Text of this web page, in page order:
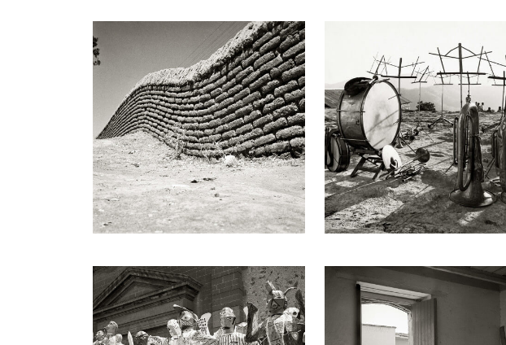
algunos textos suyos aparecían en las páginas de las
de Literatura publicó con el título de Un pedazo de noche un
dos textos inéditos de Rulfo: una narración, El despojo, y el poema
Pedro Páramo. En 1974 viajó a Europa para participar en el
comitiva presidencial, viajando por Alemania, Checoslovaquia,
de la Lengua, tomó posesión de la silla XXXV el 25 de septiembre
el Museo Amparo, la obra de Juan Rulfo se presentó en la
Toledo y la fotografía (2023). Actualizado: 28 de agosto de 2024